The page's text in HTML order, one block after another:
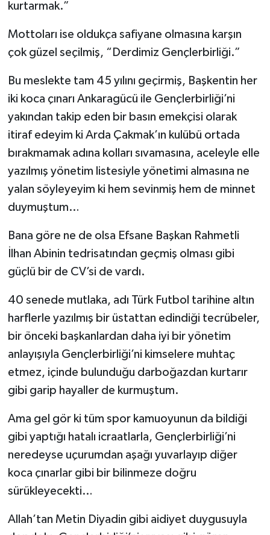
kurtarmak.”
Mottoları ise oldukça safiyane olmasına karşın
çok güzel seçilmiş, “Derdimiz Gençlerbirliği.”
Bu meslekte tam 45 yılını geçirmiş, Başkentin her
iki koca çınarı Ankaragücü ile Gençlerbirliği’ni
yakından takip eden bir basın emekçisi olarak
itiraf edeyim ki Arda Çakmak’ın kulübü ortada
bırakmamak adına kolları sıvamasına, aceleyle elle
yazılmış yönetim listesiyle yönetimi almasına ne
yalan söyleyeyim ki hem sevinmiş hem de minnet
duymuştum…
Bana göre ne de olsa Efsane Başkan Rahmetli
İlhan Abinin tedrisatından geçmiş olması gibi
güçlü bir de CV’si de vardı.
40 senede mutlaka, adı Türk Futbol tarihine altın
harflerle yazılmış bir üstattan edindiği tecrübeler,
bir önceki başkanlardan daha iyi bir yönetim
anlayışıyla Gençlerbirliği’ni kimselere muhtaç
etmez, içinde bulunduğu darboğazdan kurtarır
gibi garip hayaller de kurmuştum.
Ama gel gör ki tüm spor kamuoyunun da bildiği
gibi yaptığı hatalı icraatlarla, Gençlerbirliği’ni
neredeyse uçurumdan aşağı yuvarlayıp diğer
koca çınarlar gibi bir bilinmeze doğru
sürükleyecekti…
Allah’tan Metin Diyadin gibi aidiyet duygusuyla